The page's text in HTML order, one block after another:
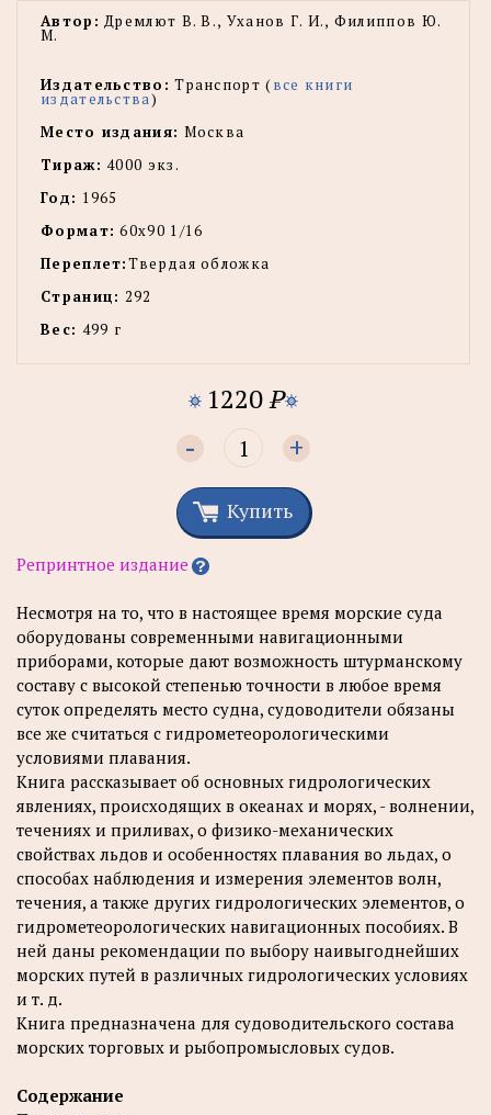
Автор: Дремлют В. В., Уханов Г. И., Филиппов Ю.
М.
Издательство: Транспорт (все книги
издательства)
Место издания: Москва
Тираж: 4000 экз.
Год: 1965
Формат: 60х90 1/16
Переплет:Твердая обложка
Страниц: 292
Вес: 499 г
1220P
- +
Купить
Репринтное издание
Несмотря на то, что в настоящее время морские суда
оборудованы современными навигационными
приборами, которые дают возможность штурманскому
составу с высокой степенью точности в любое время
суток определять место судна, судоводители обязаны
все же считаться с гидрометеорологическими
условиями плавания.
Книга рассказывает об основных гидрологических
явлениях, происходящих в океанах и морях, - волнении,
течениях и приливах, о физико-механических
свойствах льдов и особенностях плавания во льдах, о
способах наблюдения и измерения элементов волн,
течения, а также других гидрологических элементов, о
гидрометеорологических навигационных пособиях. В
ней даны рекомендации по выбору наивыгоднейших
морских путей в различных гидрологических условиях
и т. д.
Книга предназначена для судоводительского состава
морских торговых и рыбопромысловых судов.
Содержание